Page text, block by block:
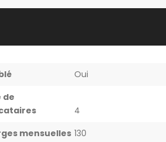
Oui
de
4
mensuelles 130